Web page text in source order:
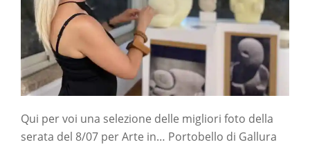
Qui per voi una selezione delle migliori foto della
serata del 8/07 per Arte in… Portobello di Gallura